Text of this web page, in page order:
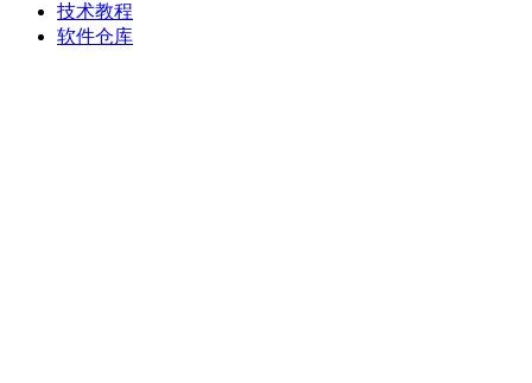
技术教程
软件仓库